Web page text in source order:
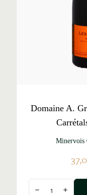
Domaine A.
Minervois